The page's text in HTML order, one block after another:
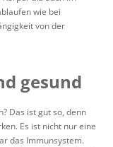
wie bei
von der
gesund
Das ist gut so, denn
Es ist nicht nur eine
das Immunsystem.